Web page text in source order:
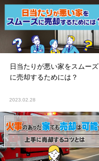
日当たりが悪い家をスムーズ
に売却するためには？
2023.02.28